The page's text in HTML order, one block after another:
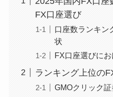
FX口座選び
口座数ランキン
状
FX口座選びに
ランキング上位の
GMOクリック